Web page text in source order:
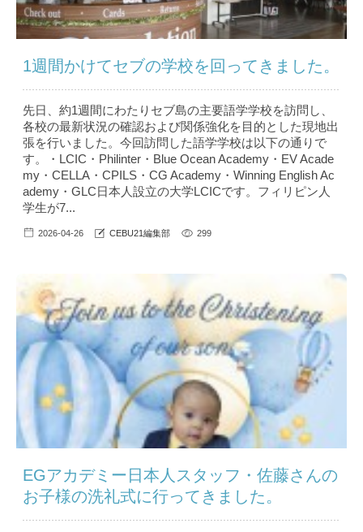
1週間かけてセブの学校を回ってきました。
先日、約1週間にわたりセブ島の主要語学学校を訪問し、
各校の最新状況の確認および関係強化を目的とした現地出
張を行いました。今回訪問した語学学校は以下の通りで
す。・LCIC・Philinter・Blue Ocean Academy・EV Acade
my・CELLA・CPILS・CG Academy・Winning English Ac
ademy・GLC日本人設立の大学LCICです。フィリピン人
学生が7...
2026-04-26 CEBU21編集部 299
EGアカデミー日本人スタッフ・佐藤さんの
お子様の洗礼式に行ってきました。